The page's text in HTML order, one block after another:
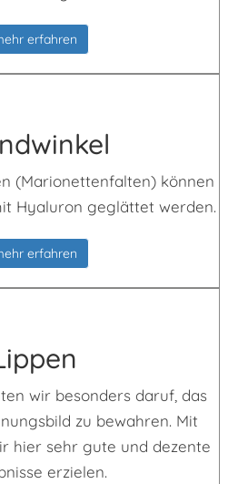
erfahren
(Marionettenfalten) können
Hyaluron geglättet werden.
erfahren
wir besonders daruf, das
zu bewahren. Mit
hier sehr gute und dezente
erzielen.